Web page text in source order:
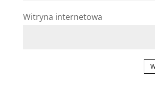
Witryna internetowa